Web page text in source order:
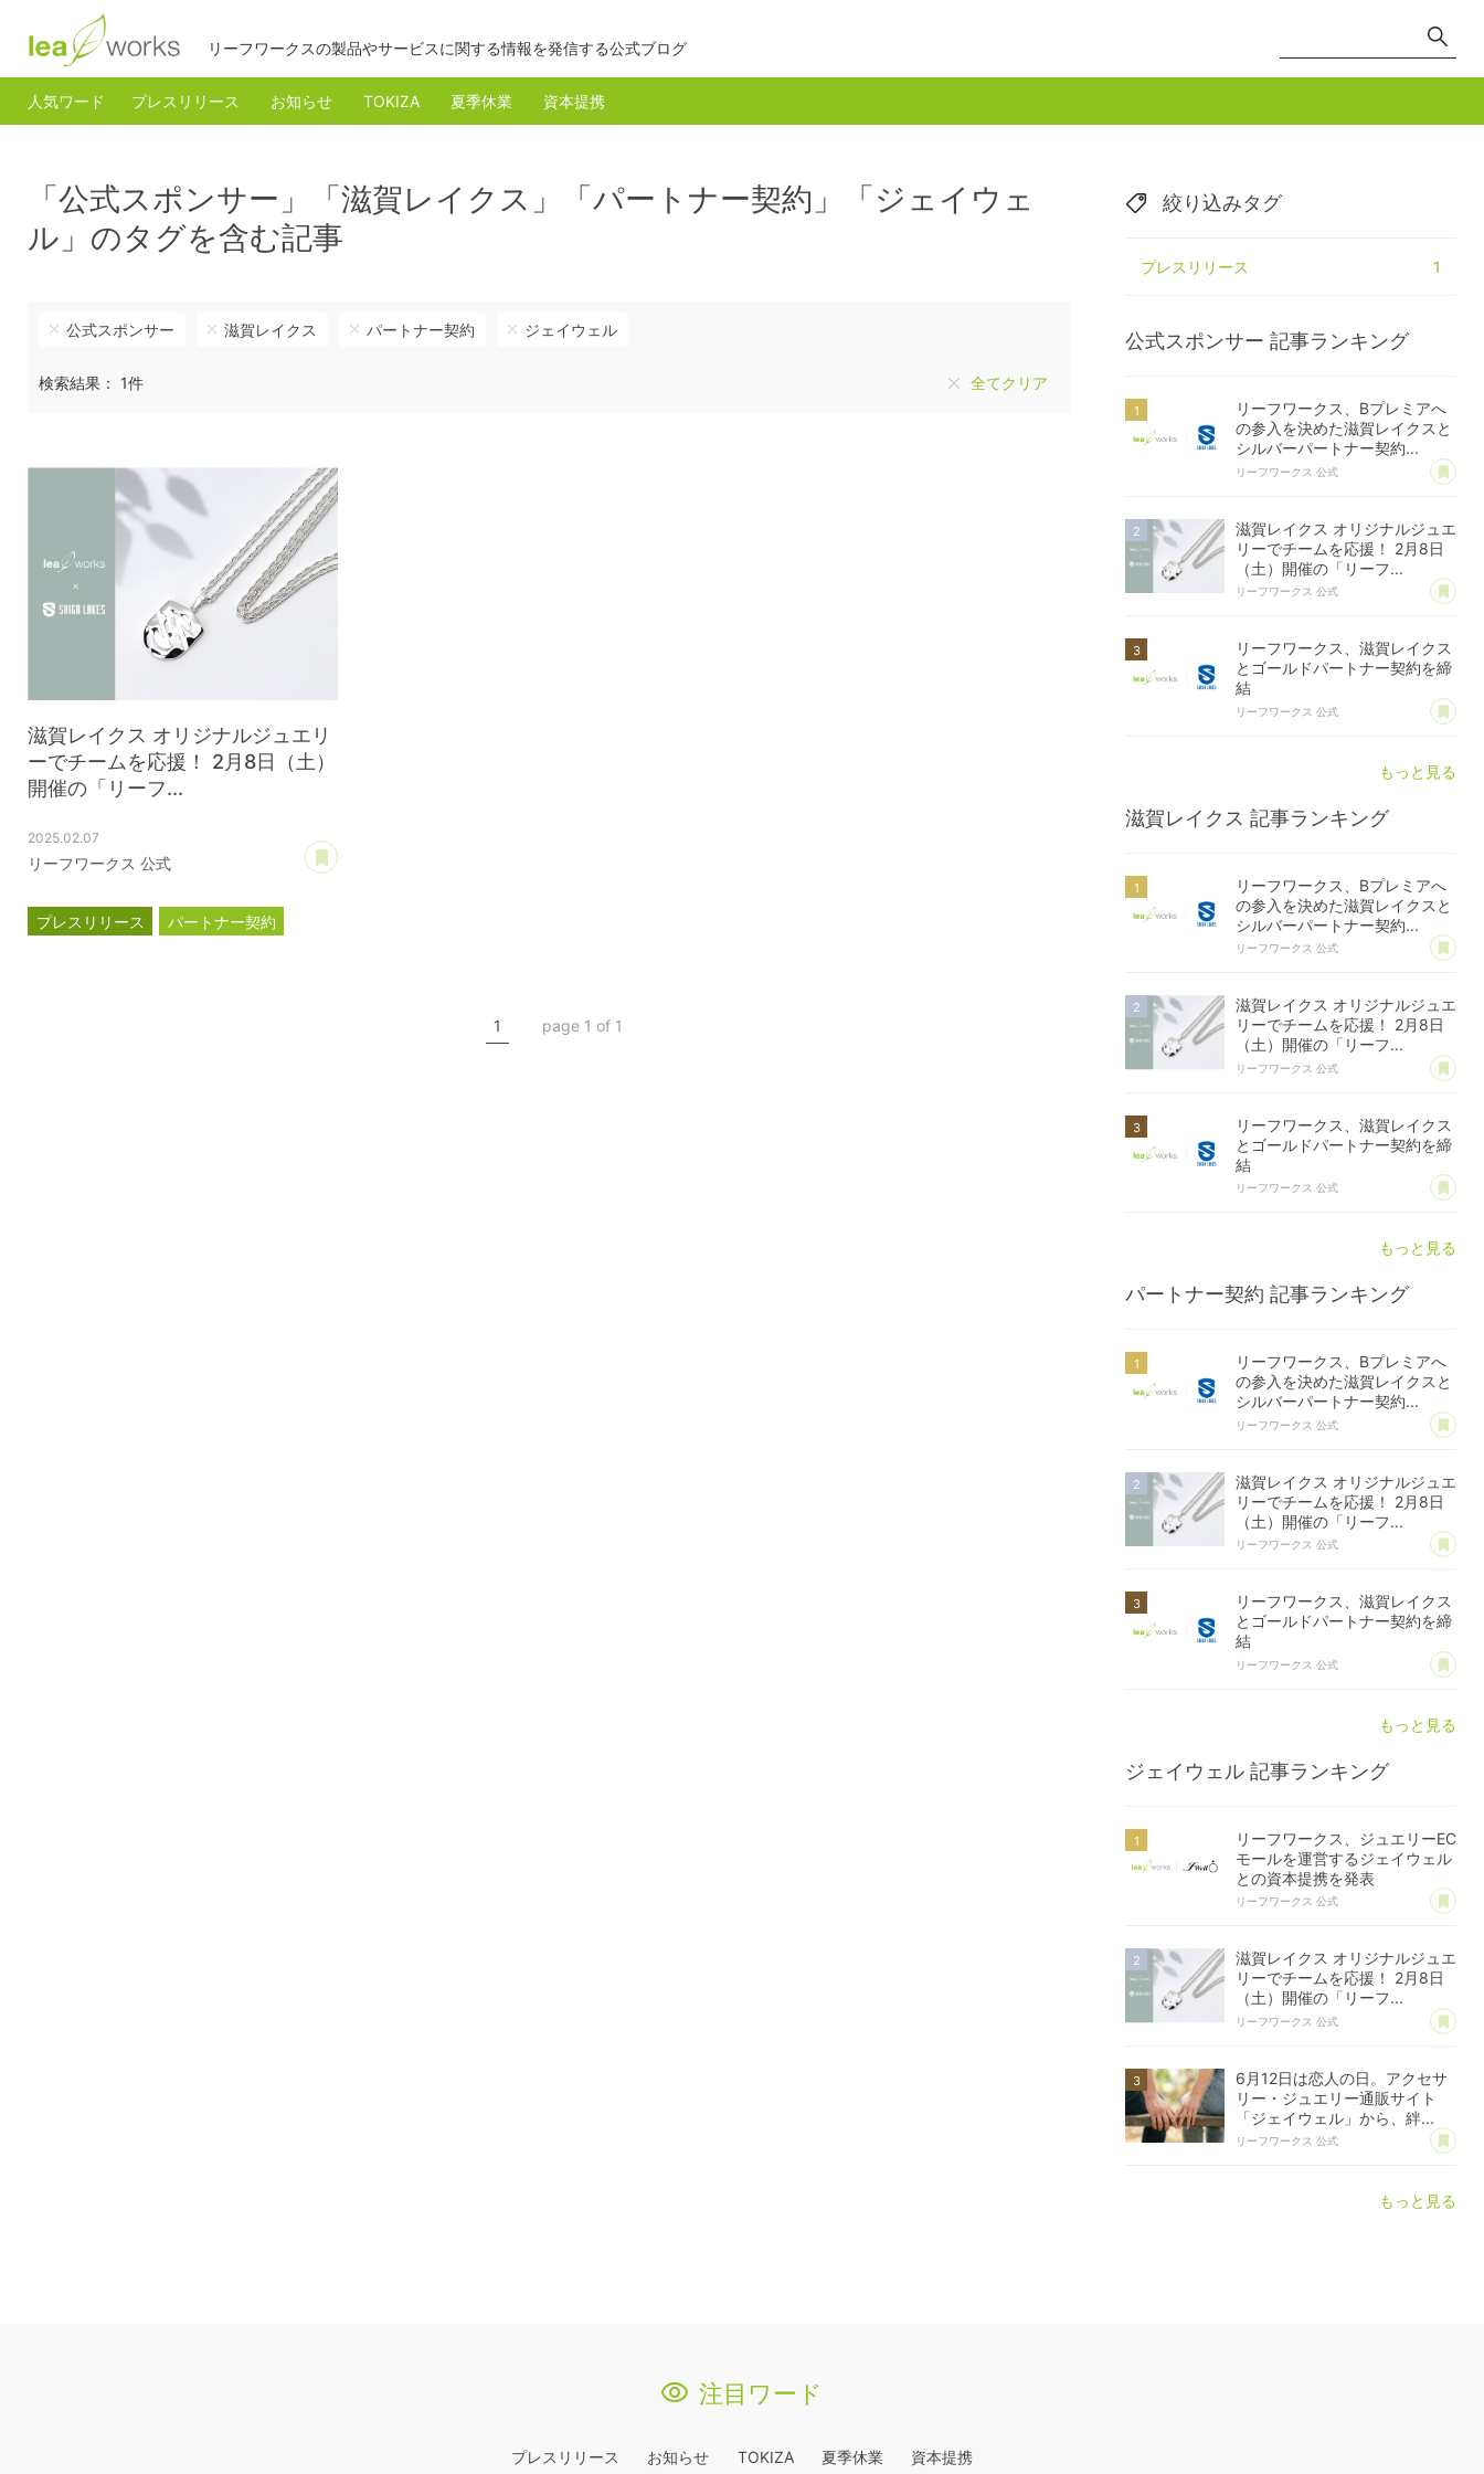
リーフワークスの製品やサービスに関する情報を発信する公式ブログ
人気ワード プレスリリース お知らせ TOKIZA 夏季休業 資本提携
「公式スポンサー」「滋賀レイクス」「パートナー契約」「ジェイウェ
ル」のタグを含む記事
公式スポンサー 滋賀レイクス パートナー契約 ジェイウェル
検索結果： 1件 全てクリア
滋賀レイクス オリジナルジュエリ
ーでチームを応援！ 2月8日（土）
開催の「リーフ...
2025.02.07
リーフワークス 公式
プレスリリース
パートナー契約
1
page 1 of 1
絞り込みタグ
プレスリリース 1
公式スポンサー 記事ランキング
リーフワークス、Bプレミアへ
の参入を決めた滋賀レイクスと
シルバーパートナー契約...
リーフワークス 公式 あ
滋賀レイクス オリジナルジュエ
リーでチームを応援！ 2月8日
（土）開催の「リーフ...
リーフワークス 公式 あ
リーフワークス、滋賀レイクス
とゴールドパートナー契約を締
結
リーフワークス 公式 あ
もっと見る
滋賀レイクス 記事ランキング
リーフワークス、Bプレミアへ
の参入を決めた滋賀レイクスと
シルバーパートナー契約...
リーフワークス 公式 あ
滋賀レイクス オリジナルジュエ
リーでチームを応援！ 2月8日
（土）開催の「リーフ...
リーフワークス 公式 あ
リーフワークス、滋賀レイクス
とゴールドパートナー契約を締
結
リーフワークス 公式 あ
もっと見る
パートナー契約 記事ランキング
リーフワークス、Bプレミアへ
の参入を決めた滋賀レイクスと
シルバーパートナー契約...
リーフワークス 公式 あ
滋賀レイクス オリジナルジュエ
リーでチームを応援！ 2月8日
（土）開催の「リーフ...
リーフワークス 公式 あ
リーフワークス、滋賀レイクス
とゴールドパートナー契約を締
結
リーフワークス 公式 あ
もっと見る
ジェイウェル 記事ランキング
リーフワークス、ジュエリーEC
モールを運営するジェイウェル
との資本提携を発表
リーフワークス 公式 あ
滋賀レイクス オリジナルジュエ
リーでチームを応援！ 2月8日
（土）開催の「リーフ...
リーフワークス 公式 あ
6月12日は恋人の日。アクセサ
リー・ジュエリー通販サイト
「ジェイウェル」から、絆...
リーフワークス 公式 あ
もっと見る
注目ワード
プレスリリース お知らせ TOKIZA 夏季休業 資本提携